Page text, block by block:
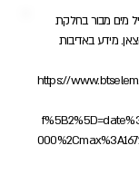
מים מבור בחלקת
מידע באדיבות
https://